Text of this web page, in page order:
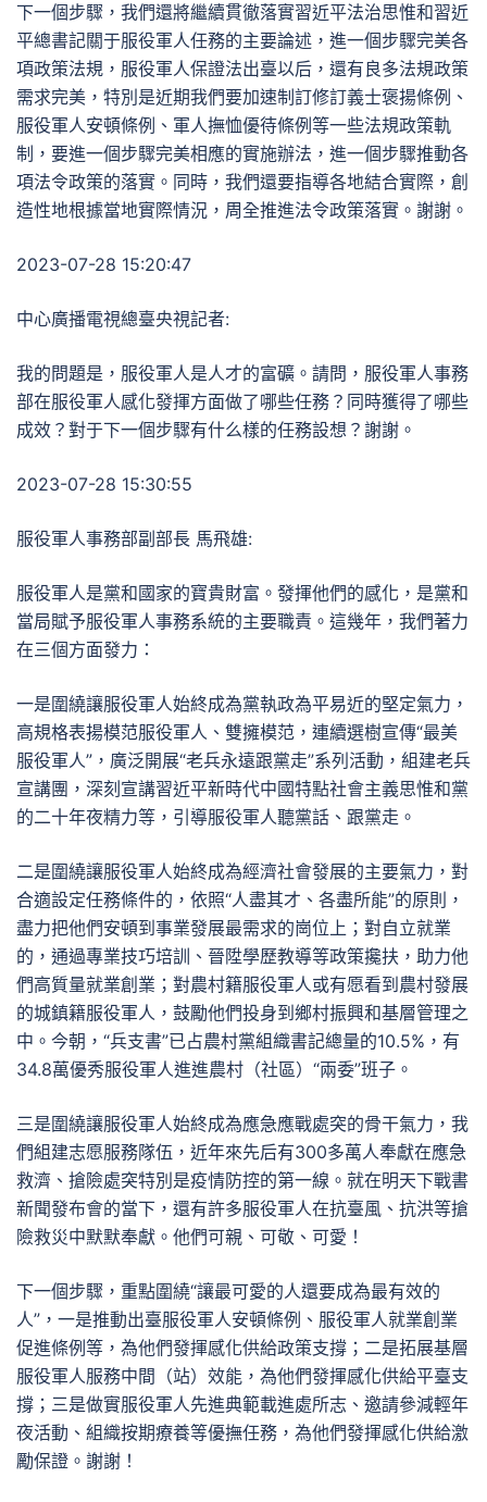
下一個步驟，我們還將繼續貫徹落實習近平法治思惟和習近
平總書記關于服役軍人任務的主要論述，進一個步驟完美各
項政策法規，服役軍人保證法出臺以后，還有良多法規政策
需求完美，特別是近期我們要加速制訂修訂義士褒揚條例、
服役軍人安頓條例、軍人撫恤優待條例等一些法規政策軌
制，要進一個步驟完美相應的實施辦法，進一個步驟推動各
項法令政策的落實。同時，我們還要指導各地結合實際，創
造性地根據當地實際情況，周全推進法令政策落實。謝謝。
2023-07-28 15:20:47
中心廣播電視總臺央視記者:
我的問題是，服役軍人是人才的富礦。請問，服役軍人事務
部在服役軍人感化發揮方面做了哪些任務？同時獲得了哪些
成效？對于下一個步驟有什么樣的任務設想？謝謝。
2023-07-28 15:30:55
服役軍人事務部副部長 馬飛雄:
服役軍人是黨和國家的寶貴財富。發揮他們的感化，是黨和
當局賦予服役軍人事務系統的主要職責。這幾年，我們著力
在三個方面發力：
一是圍繞讓服役軍人始終成為黨執政為平易近的堅定氣力，
高規格表揚模范服役軍人、雙擁模范，連續選樹宣傳“最美
服役軍人”，廣泛開展“老兵永遠跟黨走”系列活動，組建老兵
宣講團，深刻宣講習近平新時代中國特點社會主義思惟和黨
的二十年夜精力等，引導服役軍人聽黨話、跟黨走。
二是圍繞讓服役軍人始終成為經濟社會發展的主要氣力，對
合適設定任務條件的，依照“人盡其才、各盡所能”的原則，
盡力把他們安頓到事業發展最需求的崗位上；對自立就業
的，通過專業技巧培訓、晉陞學歷教導等政策攙扶，助力他
們高質量就業創業；對農村籍服役軍人或有愿看到農村發展
的城鎮籍服役軍人，鼓勵他們投身到鄉村振興和基層管理之
中。今朝，“兵支書”已占農村黨組織書記總量的10.5%，有
34.8萬優秀服役軍人進進農村（社區）“兩委”班子。
三是圍繞讓服役軍人始終成為應急應戰處突的骨干氣力，我
們組建志愿服務隊伍，近年來先后有300多萬人奉獻在應急
救濟、搶險處突特別是疫情防控的第一線。就在明天下戰書
新聞發布會的當下，還有許多服役軍人在抗臺風、抗洪等搶
險救災中默默奉獻。他們可親、可敬、可愛！
下一個步驟，重點圍繞“讓最可愛的人還要成為最有效的
人”，一是推動出臺服役軍人安頓條例、服役軍人就業創業
促進條例等，為他們發揮感化供給政策支撐；二是拓展基層
服役軍人服務中間（站）效能，為他們發揮感化供給平臺支
撐；三是做實服役軍人先進典範載進處所志、邀請參減輕年
夜活動、組織按期療養等優撫任務，為他們發揮感化供給激
勵保證。謝謝！